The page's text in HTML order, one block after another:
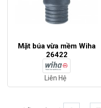
Mặt búa vừa mềm Wiha
26422
Liên Hệ